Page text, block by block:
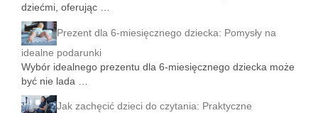
dziećmi, oferując …
Prezent dla 6-miesięcznego dziecka: Pomysły na
idealne podarunki
Wybór idealnego prezentu dla 6-miesięcznego dziecka może
być nie lada …
Jak zachęcić dzieci do czytania: Praktyczne